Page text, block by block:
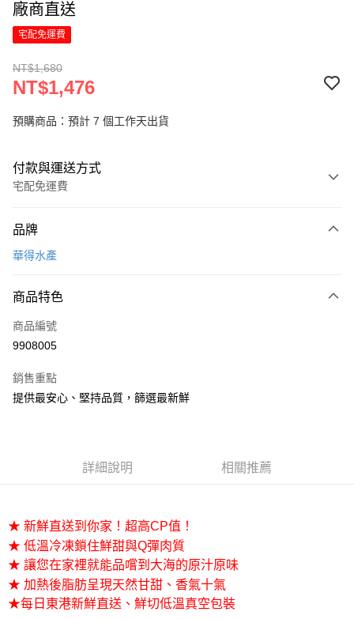
廠商直送
宅配免運費
NT$1,680
NT$1,476
預購商品：預計 7 個工作天出貨
付款與運送方式
宅配免運費
信用卡一次付款
Apple Pay
街口支付
Google Pay
流程，驗證手機門號後，選擇欲分期的期數、繳款截止日，確認付款後即完
成交易。
3.實際核准額度、可分期數及費用金額請依後續交易確認頁面所載為準。
4.訂單成立30分鐘內，如未前往確認交易或遇審核未通過，訂單將自動取
消。如遇「轉專審核」未通過狀況，表示未達大哥付你分期系統評分，恕無
法說明評估內容。
【繳款方式說明】
【關於「AFTEE先享後付」】
AFTEE先享後付是「在收到商品之後才付款」的支付方式。 讓您購物簡單
便利好安心！
１．簡單：不需註冊會員、不需綁卡、不需儲值。
２．便利：只要手機號碼，簡訊認證，即可結帳。
３．安心：先確認商品／服務後，再付款。
ATM付款
運送方式
華得水產-冷凍7-11取貨(快速到店)
品牌
華得水產
商品特色
商品編號
9908005
銷售重點
提供最安心、堅持品質，篩選最新鮮
詳細說明 相關推薦
★ 新鮮直送到你家！超高CP值！
★ 低溫冷凍鎖住鮮甜與Q彈肉質
★ 讓您在家裡就能品嚐到大海的原汁原味
★ 加熱後脂肪呈現天然甘甜、香氣十氣
★每日東港新鮮直送、鮮切低溫真空包裝